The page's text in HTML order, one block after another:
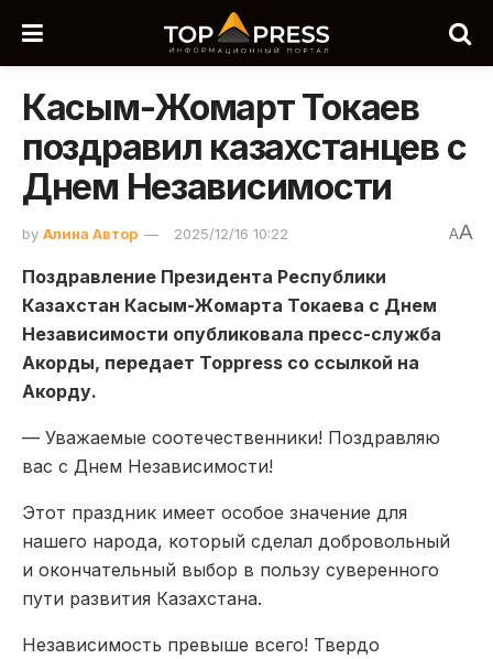
Касым-Жомарт Токаев
поздравил казахстанцев с
Днем Независимости
by Алина Автор 2025/12/16 10:22 AA
Поздравление Президента Республики
Казахстан Касым-Жомарта Токаева с Днем
Независимости опубликовала пресс-служба
Акорды, передает Toppress со ссылкой на
Акорду.
— Уважаемые соотечественники! Поздравляю
вас с Днем Независимости!
Этот праздник имеет особое значение для
нашего народа, который сделал добровольный
и окончательный выбор в пользу суверенного
пути развития Казахстана.
Независимость превыше всего! Твердо